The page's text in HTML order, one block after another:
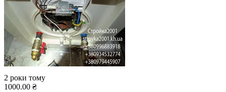
2 роки тому
1000.00 ₴